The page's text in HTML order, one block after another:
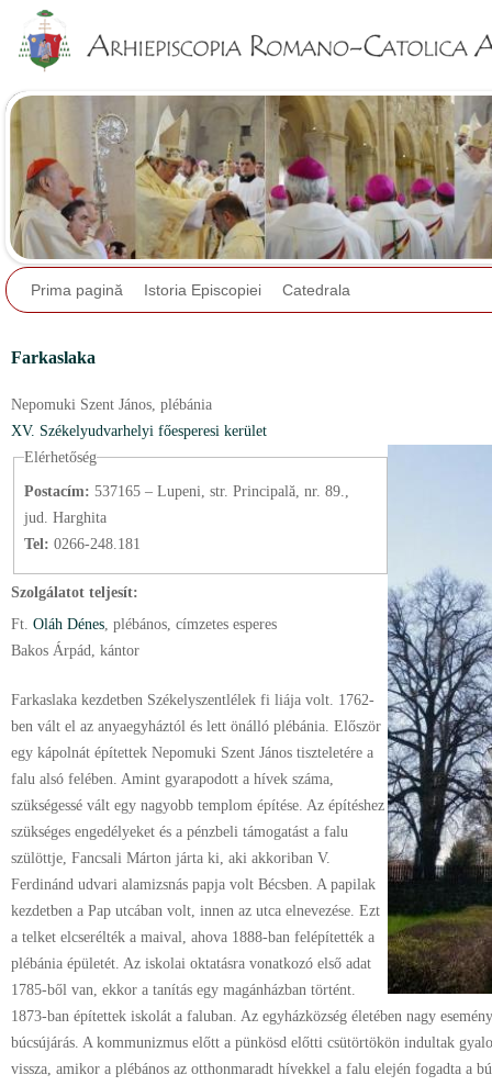
Prima pagină Istoria Episcopiei Catedrala
Farkaslaka
Nepomuki Szent János, plébánia
XV. Székelyudvarhelyi főesperesi kerület
Elérhetőség
Postacím: 537165 – Lupeni, str. Principală, nr. 89.,
jud. Harghita
Tel: 0266-248.181
Szolgálatot teljesít:
Ft. Oláh Dénes , plébános , címzetes esperes
Bakos Árpád, kántor
Farkaslaka kezdetben Székelyszentlélek fi liája volt. 1762-
ben vált el az anyaegyháztól és lett önálló plébánia. Először
egy kápolnát építettek Nepomuki Szent János tiszteletére a
falu alsó felében. Amint gyarapodott a hívek száma,
szükségessé vált egy nagyobb templom építése. Az építéshez
szükséges engedélyeket és a pénzbeli támogatást a falu
szülöttje, Fancsali Márton járta ki, aki akkoriban V.
Ferdinánd udvari alamizsnás papja volt Bécsben. A papilak
kezdetben a Pap utcában volt, innen az utca elnevezése. Ezt
a telket elcserélték a maival, ahova 1888-ban felépítették a
plébánia épületét. Az iskolai oktatásra vonatkozó első adat
1785-ből van, ekkor a tanítás egy magánházban történt.
1873-ban építettek iskolát a faluban. Az egyházközség életében nagy
búcsújárás. A kommunizmus előtt a pünkösd előtti csütörtökön indultak
vissza, amikor a plébános az otthonmaradt hívekkel a falu elején fogadta a